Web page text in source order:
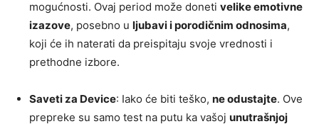
mogućnosti. Ovaj period može doneti velike emotivne
izazove, posebno u ljubavi i porodičnim odnosima,
koji će ih naterati da preispitaju svoje vrednosti i
prethodne izbore.
Saveti za Device: Iako će biti teško, ne odustajte. Ove
prepreke su samo test na putu ka vašoj unutrašnjoj